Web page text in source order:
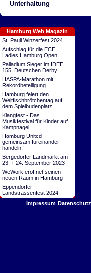
Unterhaltung
Hamburg Web Magazin
St. Pauli Winzerfest 2024
Aufschlag für die ECE
Ladies Hamburg Open
Palladium Sieger im IDEE
155. Deutschen Derby:
HASPA-Marathon mit
Rekordbeteiligung
Hamburg feiert den
Weltfischbrötchentag auf
dem Spielbudenplatz
Klangfest - Das
Musikfestival für Kinder auf
Kampnagel
Hamburg United –
gemeinsam füreinander
handeln!
Bergedorfer Landmarkt am
23. + 24. September 2023
WeWork eröffnet seinen
neuen Raum in Hamburg
Eppendorfer
Landstrassenfest 2024
Impressum Datenschutz